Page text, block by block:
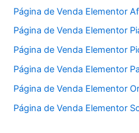
Página de Venda Elementor
Página de Venda Elementor
Página de Venda Elementor
Página de Venda Elementor
Página de Venda Elementor
Página de Venda Elementor